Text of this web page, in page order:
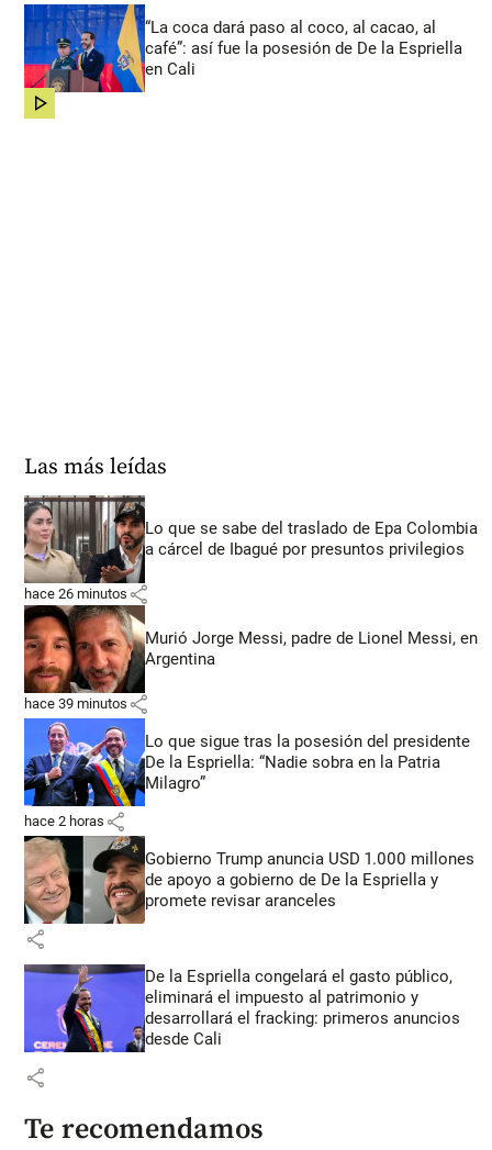
“La coca dará paso al coco, al cacao, al
café”: así fue la posesión de De la Espriella
en Cali
share
Las más leídas
Lo que se sabe del traslado de Epa Colombia
a cárcel de Ibagué por presuntos privilegios
hace 26 minutos share
Murió Jorge Messi, padre de Lionel Messi, en
Argentina
hace 39 minutos share
Lo que sigue tras la posesión del presidente
De la Espriella: “Nadie sobra en la Patria
Milagro”
hace 2 horas share
Gobierno Trump anuncia USD 1.000 millones
de apoyo a gobierno de De la Espriella y
promete revisar aranceles
share
De la Espriella congelará el gasto público,
eliminará el impuesto al patrimonio y
desarrollará el fracking: primeros anuncios
desde Cali
share
Te recomendamos